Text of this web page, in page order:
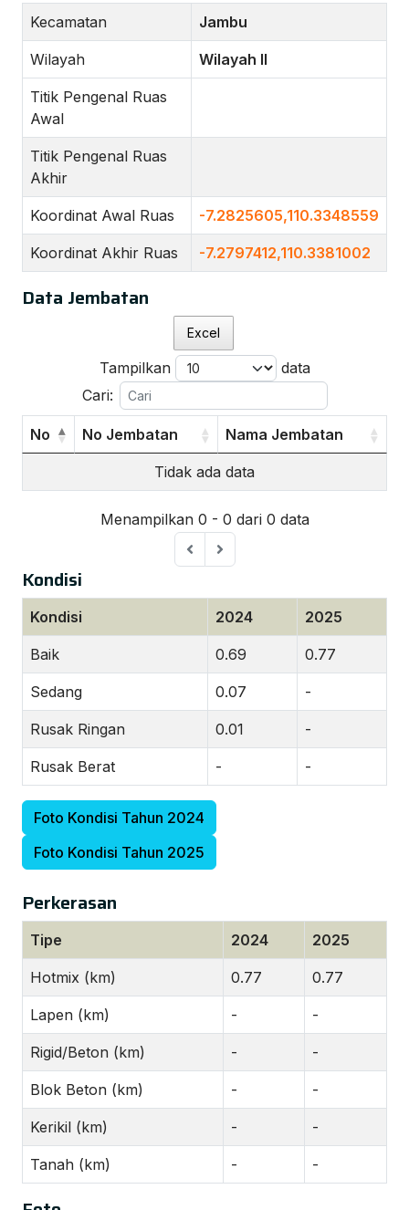
Kecamatan Jambu
Wilayah Wilayah II
Titik Pengenal Ruas
Awal
Titik Pengenal Ruas
Akhir
Koordinat Awal Ruas -7.2825605,110.3348559
Koordinat Akhir Ruas -7.2797412,110.3381002
Data Jembatan
Excel
Tampilkan
data
Cari:
No No Jembatan Nama Jembatan
Tidak ada data
Menampilkan 0 - 0 dari 0 data
Kondisi
Kondisi 2024 2025
Baik 0.69 0.77
Sedang 0.07 -
Rusak Ringan 0.01 -
Rusak Berat - -
Foto Kondisi Tahun 2024
Foto Kondisi Tahun 2025
Perkerasan
Tipe 2024 2025
Hotmix (km) 0.77 0.77
Lapen (km) - -
Rigid/Beton (km) - -
Blok Beton (km) - -
Kerikil (km) - -
Tanah (km) - -